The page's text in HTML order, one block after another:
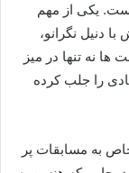
است. یکی از مهم‌
دنیل نگرانو،
ها نه تنها در میز
را جلب کرده‌
به مسابقات پر